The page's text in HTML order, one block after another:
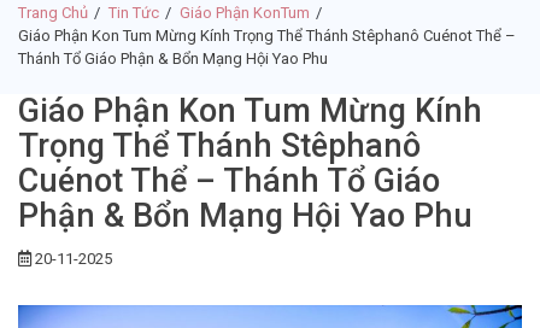
Trang Chủ Tin Tức
Giáo Phận KonTum
Giáo Phận Kon Tum Mừng Kính Trọng Thể Thánh Stêphanô Cuénot Thể –
Thánh Tổ Giáo Phận & Bổn Mạng Hội Yao Phu
Giáo Phận Kon Tum Mừng Kính
Trọng Thể Thánh Stêphanô
Cuénot Thể – Thánh Tổ Giáo
Phận & Bổn Mạng Hội Yao Phu
20-11-2025